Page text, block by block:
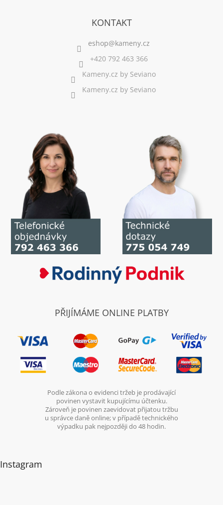
KONTAKT
+420 792 463 366
Kameny.cz by Seviano
Kameny.cz by Seviano
PŘIJÍMÁME ONLINE PLATBY
Podle zákona o evidenci tržeb je prodávající
povinen vystavit kupujícímu účtenku.
Zároveň je povinen zaevidovat přijatou tržbu
u správce daně online; v případě technického
výpadku pak nejpozději do 48 hodin.
Instagram